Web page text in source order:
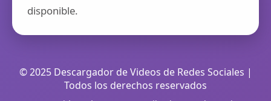
disponible.
© 2025 Descargador de Videos de Redes Sociales |
Todos los derechos reservados